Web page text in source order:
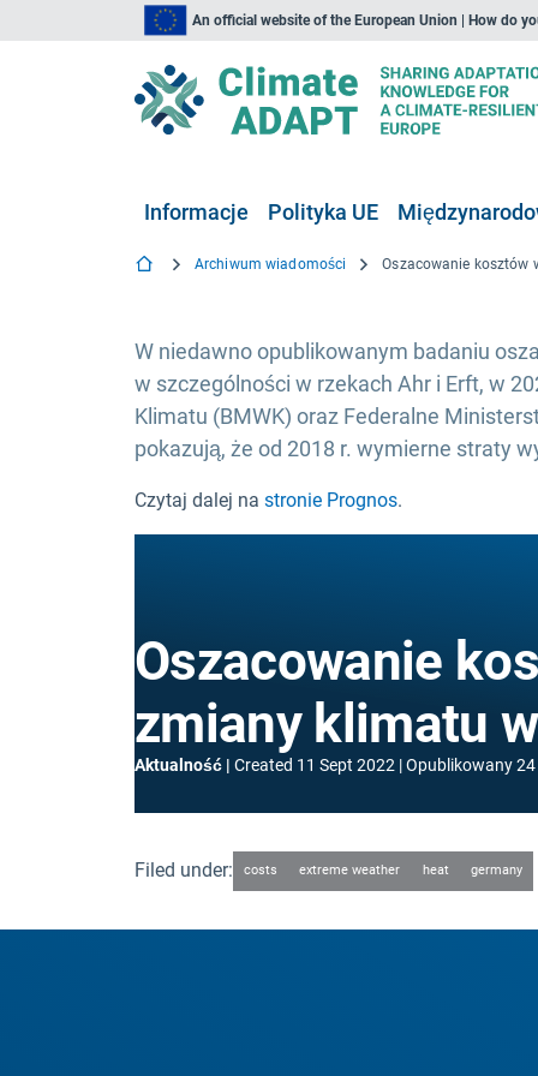
An official website of the European Union | How do
Informacje Polityka UE
Archiwum wiadomości
W niedawno opublikowanym badaniu
w szczególności w rzekach Ahr i Erft, w
Klimatu (BMWK) oraz Federalne
pokazują, że od 2018 r. wymierne straty
Czytaj dalej na stronie Prognos.
Oszacowanie
zmiany klimatu
Aktualność Created 11 Sept 2022 Opublikowany
Filed under: costs extreme weather heat germany